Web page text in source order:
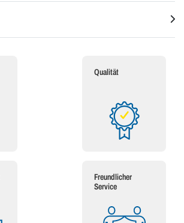
Qualität
Freundlicher
Service